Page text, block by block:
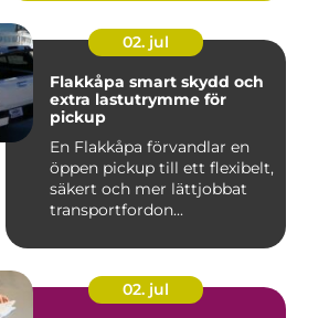
02. jul
Flakkåpa smart skydd och
extra lastutrymme för
pickup
En Flakkåpa förvandlar en
öppen pickup till ett flexibelt,
säkert och mer lättjobbat
transportfordon...
02. jul